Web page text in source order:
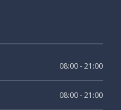
08:00 - 21:00
08:00 - 21:00